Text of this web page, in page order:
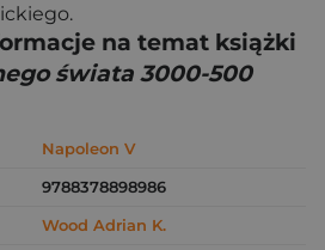
na temat książki
świata 3000-500
Napoleon V
9788378898986
Wood Adrian K.